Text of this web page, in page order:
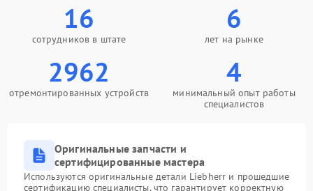
16
сотрудников в штате
6
лет на рынке
2962
отремонтированных устройств
4
минимальный опыт работы
специалистов
Оригинальные запчасти и
сертифицированные мастера
Используются оригинальные детали Liebherr и прошедшие
сертификацию специалисты, что гарантирует корректную